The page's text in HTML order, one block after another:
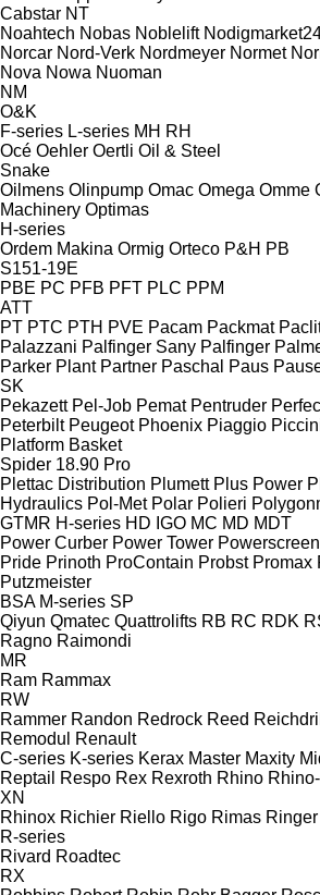
Cabstar NT
Noahtech Nobas Noblelift
Norcar Nord-Verk Nordmeyer Normet
Nova Nowa Nuoman
NM
O&K
F-series L-series MH RH
Océ Oehler Oertli Oil & Steel
Snake
Oilmens Olinpump Omac Omega Omme
Machinery Optimas
H-series
Ordem Makina Ormig Orteco P&H PB
S151-19E
PBE PC PFB PFT PLC PPM
ATT
PT PTC PTH PVE Pacam Packmat
Palazzani Palfinger Sany Palfinger
Parker Plant Partner Paschal Paus
SK
Pekazett Pel-Job Pemat Pentruder
Peterbilt Peugeot Phoenix Piaggio
Platform Basket
Spider 18.90 Pro
Plettac Distribution Plumett Plus Power
Hydraulics Pol-Met Polar Polieri
GTMR H-series HD IGO MC MD MDT
Power Curber Power Tower Powerscreen
Pride Prinoth ProContain Probst Promax
Putzmeister
BSA M-series SP
Qiyun Qmatec Quattrolifts RB RC RDK
Ragno Raimondi
MR
Ram Rammax
RW
Rammer Randon Redrock Reed Reichdrill
Remodul
Renault
C-series K-series Kerax Master Maxity
Reptail
Respo Rex Rexroth Rhino
XN
Rhinox Richier Riello Rigo Rimas Ringer
R-series
Rivard Roadtec
RX